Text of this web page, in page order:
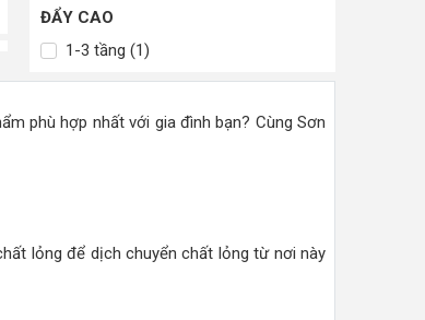
ĐẨY CAO
1-3 tầng (1)
phù hợp nhất với gia đình bạn? Cùng Sơn
lỏng để dịch chuyển chất lỏng từ nơi này